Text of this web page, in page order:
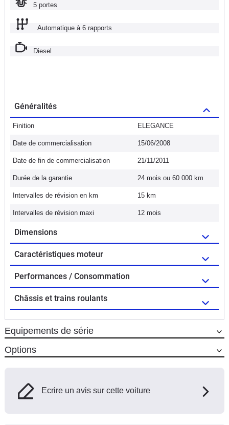
5 portes
Automatique à 6 rapports
Diesel
Généralités
Finition ELEGANCE
Date de commercialisation 15/06/2008
Date de fin de commercialisation 21/11/2011
Durée de la garantie 24 mois ou 60 000 km
Intervalles de révision en km 15 km
Intervalles de révision maxi 12 mois
Dimensions
Caractéristiques moteur
Performances / Consommation
Châssis et trains roulants
Equipements de série
Options
Ecrire un avis sur cette voiture